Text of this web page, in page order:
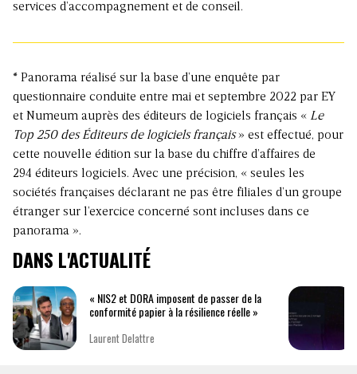
services d’accompagnement et de conseil.
* Panorama réalisé sur la base d’une enquête par
questionnaire conduite entre mai et septembre 2022 par EY
et Numeum auprès des éditeurs de logiciels français « Le
Top 250 des Éditeurs de logiciels français» est effectué, pour
cette nouvelle édition sur la base du chiffre d’affaires de
294 éditeurs logiciels. Avec une précision, « seules les
sociétés françaises déclarant ne pas être filiales d’un groupe
étranger sur l’exercice concerné sont incluses dans ce
panorama ».
DANS L'ACTUALITÉ
« NIS2 et DORA imposent de passer de la
conformité papier à la résilience réelle »
Laurent Delattre